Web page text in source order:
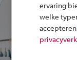
ervaring
welke